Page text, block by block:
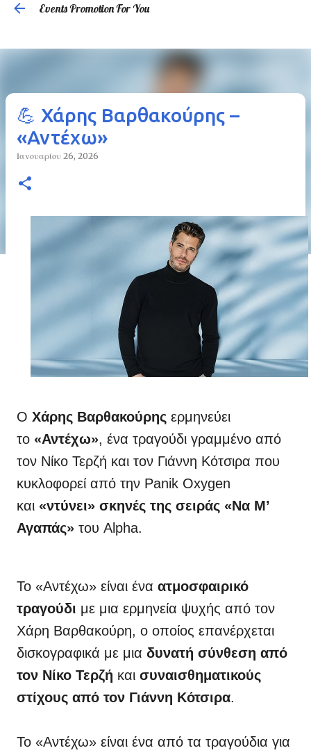
Events Promotion For You
💪 Χάρης Βαρθακούρης –
«Αντέχω»
Ιανουαρίου 26, 2026
Ο Χάρης Βαρθακούρης ερμηνεύει
το «Αντέχω», ένα τραγούδι γραμμένο από
τον Νίκο Τερζή και τον Γιάννη Κότσιρα που
κυκλοφορεί από την Panik Oxygen
και «ντύνει» σκηνές της σειράς «Να Μ’
Αγαπάς» του Alpha.
Το «Αντέχω» είναι ένα ατμοσφαιρικό
τραγούδι με μια ερμηνεία ψυχής από τον
Χάρη Βαρθακούρη, ο οποίος επανέρχεται
δισκογραφικά με μια δυνατή σύνθεση από
τον Νίκο Τερζή και συναισθηματικούς
στίχους από τον Γιάννη Κότσιρα.
Το «Αντέχω» είναι ένα από τα τραγούδια για